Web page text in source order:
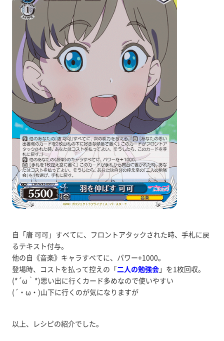
自「唐 可可」すべてに、フロントアタックされた時、手札に戻
るテキスト付与。
他の自《音楽》キャラすべてに、パワー+1000。
登場時、コストを払って控えの「二人の勉強会」を1枚回収。
(*´ω｀*)思い出に行くカード多めなので使いやすい
(´・ω・)山下に行くのが気になりますが
以上、レシピの紹介でした。